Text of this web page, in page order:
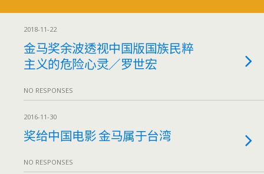
2018-11-22
金马奖余波透视中国版国族民粹
主义的危险心灵／罗世宏
NO RESPONSES
2016-11-30
奖给中国电影 金马属于台湾
NO RESPONSES